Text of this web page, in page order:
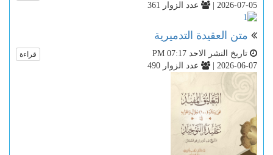
2026-07-05 |
عدد الزوار 361
متن العقيدة التدميرية
تاريخ النشر الاحد PM 07:17
2026-06-07 |
عدد الزوار 490
قراءة